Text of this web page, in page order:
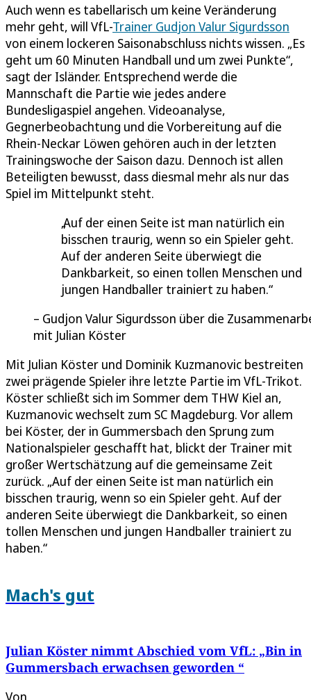
Auch wenn es tabellarisch um keine Veränderung
mehr geht, will VfL-Trainer Gudjon Valur Sigurdsson
von einem lockeren Saisonabschluss nichts wissen. „Es
geht um 60 Minuten Handball und um zwei Punkte“,
sagt der Isländer. Entsprechend werde die
Mannschaft die Partie wie jedes andere
Bundesligaspiel angehen. Videoanalyse,
Gegnerbeobachtung und die Vorbereitung auf die
Rhein-Neckar Löwen gehören auch in der letzten
Trainingswoche der Saison dazu. Dennoch ist allen
Beteiligten bewusst, dass diesmal mehr als nur das
Spiel im Mittelpunkt steht.
Auf der einen Seite ist man natürlich ein
bisschen traurig, wenn so ein Spieler geht.
Auf der anderen Seite überwiegt die
Dankbarkeit, so einen tollen Menschen und
jungen Handballer trainiert zu haben.
Gudjon Valur Sigurdsson über die
mit Julian Köster
Mit Julian Köster und Dominik Kuzmanovic bestreiten
zwei prägende Spieler ihre letzte Partie im VfL-Trikot.
Köster schließt sich im Sommer dem THW Kiel an,
Kuzmanovic wechselt zum SC Magdeburg. Vor allem
bei Köster, der in Gummersbach den Sprung zum
Nationalspieler geschafft hat, blickt der Trainer mit
großer Wertschätzung auf die gemeinsame Zeit
zurück. „Auf der einen Seite ist man natürlich ein
bisschen traurig, wenn so ein Spieler geht. Auf der
anderen Seite überwiegt die Dankbarkeit, so einen
tollen Menschen und jungen Handballer trainiert zu
haben.“
Mach's gut
Julian Köster nimmt Abschied vom VfL: „Bin in
Gummersbach erwachsen geworden “
Von